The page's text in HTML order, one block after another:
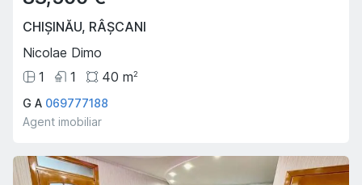
CHIȘINĂU, RÂȘCANI
Nicolae Dimo
1
1 40 m2
G A 069777188
Agent imobiliar